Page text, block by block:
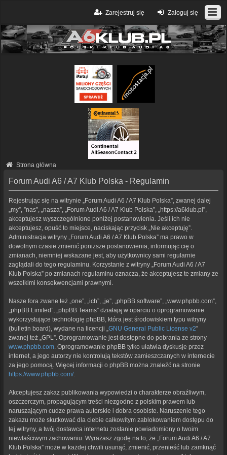
Zaloguj się
Zarejestruj się
Strona główna
Forum Audi A6 / A7 Klub Polska - Regulamin
Rejestrując się na witrynie „Forum Audi A6 / A7 Klub Polska”, zwanej dalej
„my”, ”nas”, „nasza”, „Forum Audi A6 / A7 Klub Polska”, „https://a6klub.pl”,
akceptujesz wyszczególnione poniżej postanowienia. Jeśli ich nie
akceptujesz, opuść to miejsce, naciskając przycisk „Nie akceptuję”.
Administracja witryny „Forum Audi A6 / A7 Klub Polska” ma prawo w
dowolnym czasie zmienić poniższe postanowienia, informując cię o
zmianach, niemniej wskazane jest, aby użytkownicy sami regularnie
zaglądali do tego regulaminu. Korzystanie z witryny „Forum Audi A6 / A7
Klub Polska” po zmianach regulaminu oznacza, że akceptujesz te zmiany ze
wszelkimi konsekwencjami prawnymi.
Nasze fora zwane też „one”, „ich”, „je”, „phpBB software”, „www.phpbb.com”,
„phpBB Limited”, „phpBB Teams” działają w oparciu o oprogramowanie
wykorzystujące technologię phpBB, która jest środowiskiem typu witryny
(bulletin board), wydane na licencji „GNU General Public License v2”
zwanej też „GPL”. Oprogramowanie jest dostępne do pobrania ze strony
www.phpbb.com. Oprogramowanie phpBB tylko ułatwia dyskusje przez
internet, a jego autorzy nie kontrolują tekstów zamieszczanych w internecie
za jego pomocą. Więcej informacji o phpBB można znaleźć na stronie
https://www.phpbb.com/.
Akceptujesz zakaz publikowania wypowiedzi o charakterze obraźliwym,
oszczerczym, propagującym treści niezgodne z polskim prawem lub
naruszającym cudze prawa autorskie i dobra osobiste. Naruszenie tego
zakazu może skutkować dla ciebie całkowitym zablokowaniem dostępu do
tej witryny, a twój dostawca internetu zostanie powiadomiony o twoim
niewłaściwym zachowaniu. Wyrażasz zgodę na to, że „Forum Audi A6 / A7
Klub Polska” może w każdej chwili usunąć, zmienić, przenieść lub zamknąć